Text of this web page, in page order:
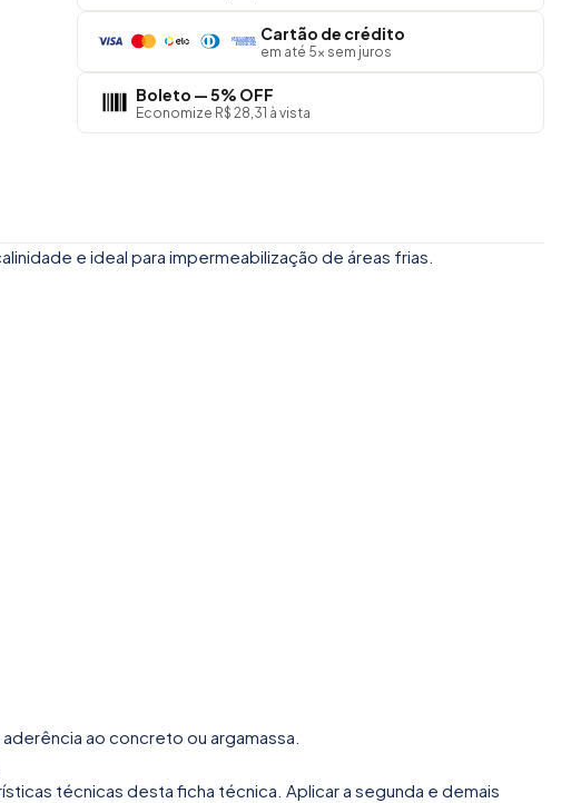
Cartão de crédito
em até 5× sem juros
Boleto — 5% OFF
Economize R$ 28,31 à vista
e ideal para impermeabilização de áreas frias.
ao concreto ou argamassa.
técnicas desta ficha técnica. Aplicar a segunda e demais